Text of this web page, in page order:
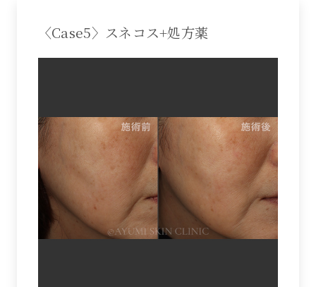
〈Case5〉スネコス+処方薬